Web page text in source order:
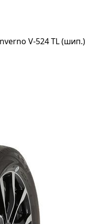
V-524 TL (шип.)